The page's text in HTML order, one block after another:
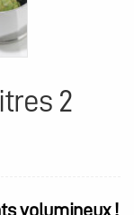
2
volumineux !